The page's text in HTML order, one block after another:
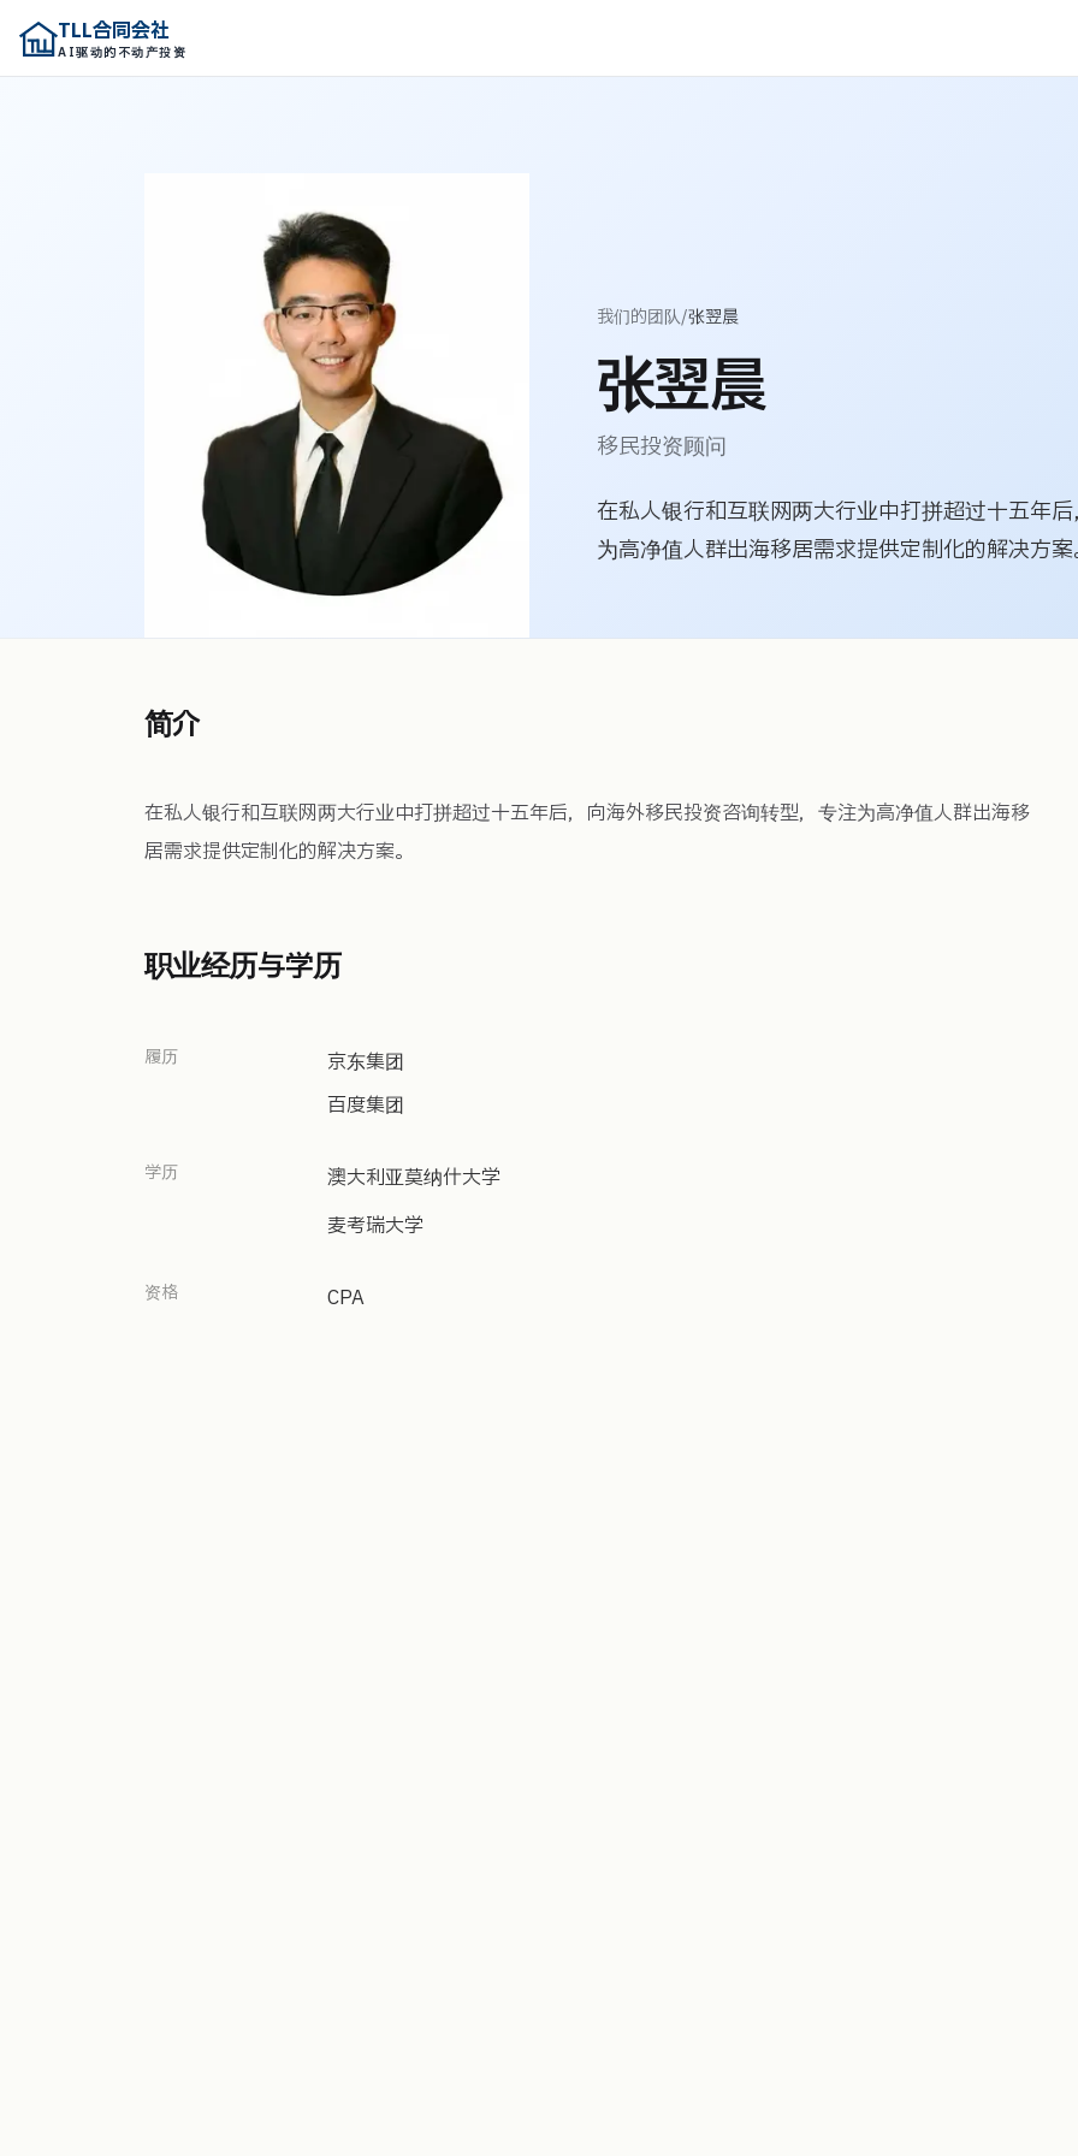
TLL合同会社
AI驱动的不动产投资
TLL合同会社
AI驱动的不动产投资
我们的团队/张翌晨
张翌晨
移民投资顾问
在私人银行和互联网两大行业中打拼超过十五年
为高净值人群出海移居需求提供定制化的解决方
简介
在私人银行和互联网两大行业中打拼超过十五年后，向海外移民投资咨询转型，专注为高净值人群出海移
居需求提供定制化的解决方案。
职业经历与学历
履历
京东集团
百度集团
学历
澳大利亚莫纳什大学
麦考瑞大学
资格 CPA